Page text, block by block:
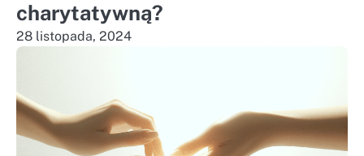
charytatywną?
28 listopada, 2024